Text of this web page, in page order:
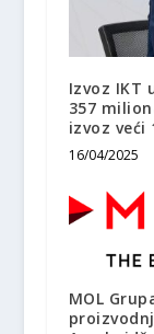
Izvoz IKT
357
izvoz veći
16/04/2025
MOL